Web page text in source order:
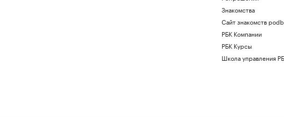
Знакомства
Сайт знакомств
РБК Компании
РБК Курсы
Школа управления